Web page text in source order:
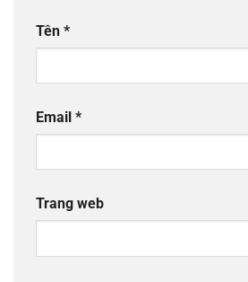
Tên *
Email *
Trang web